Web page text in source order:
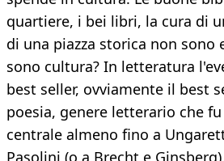
quartiere, i bei libri, la cura di
di una piazza storica non sono
sono cultura? In letteratura
best seller, ovviamente il best
poesia, genere letterario che
centrale almeno fino a
Pasolini (o a Brecht e